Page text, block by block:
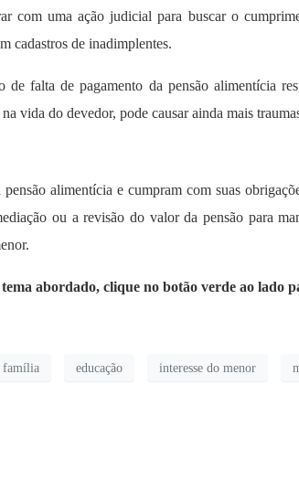
com uma ação judicial para buscar o
cadastros de inadimplentes.
falta de pagamento da pensão alimentícia
vida do devedor, pode causar ainda mais
alimentícia e cumpram com suas
ou a revisão do valor da pensão para
abordado, clique no botão verde ao lado
família educação interesse do menor